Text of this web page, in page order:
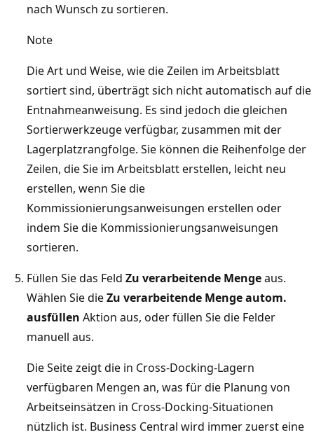
nach Wunsch zu sortieren.
Note
Die Art und Weise, wie die Zeilen im Arbeitsblatt
sortiert sind, überträgt sich nicht automatisch auf die
Entnahmeanweisung. Es sind jedoch die gleichen
Sortierwerkzeuge verfügbar, zusammen mit der
Lagerplatzrangfolge. Sie können die Reihenfolge der
Zeilen, die Sie im Arbeitsblatt erstellen, leicht neu
erstellen, wenn Sie die
Kommissionierungsanweisungen erstellen oder
indem Sie die Kommissionierungsanweisungen
sortieren.
Füllen Sie das Feld Zu verarbeitende Mengeaus.
Wählen Sie dieZu verarbeitende Menge autom.
ausfüllen Aktion aus, oder füllen Sie die Felder
manuell aus.
Die Seite zeigt die in Cross-Docking-Lagern
verfügbaren Mengen an, was für die Planung von
Arbeitseinsätzen in Cross-Docking-Situationen
nützlich ist. Business Central wird immer zuerst eine